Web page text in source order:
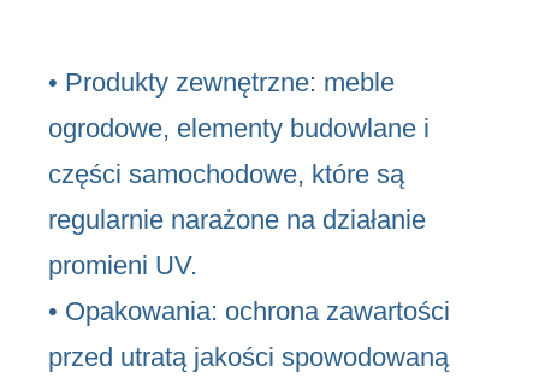
• Produkty zewnętrzne: meble
ogrodowe, elementy budowlane i
części samochodowe, które są
regularnie narażone na działanie
promieni UV.
• Opakowania: ochrona zawartości
przed utratą jakości spowodowaną